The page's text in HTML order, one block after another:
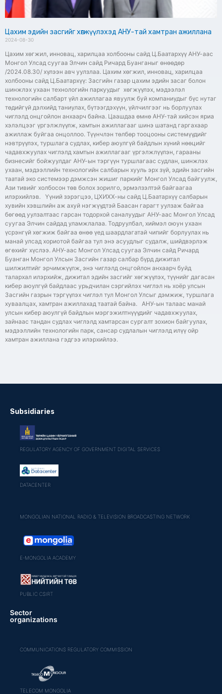
Цахим эдийн засгийг хөгжүүлэхэд АНУ-тай хамтран ажиллана
2024-08-30
Цахим хөгжил, инновац, харилцаа холбооны сайд Ц.Баатархүү АНУ-аас
Монгол Улсад суугаа Элчин сайд Ричард Буанганыг өнөөдөр
/2024.08.30/ хүлээн авч уулзлаа. Цахим хөгжил, инновац, харилцаа
холбооны сайд Ц.Баатархүү: Засгийн газар цахим эдийн засаг болон
шинжлэх ухаан технологийн паркуудыг хөгжүүлэх, мэдээлэл
технологийн салбарт үйл ажиллагаа явуулж буй компаниудыг бүс нутаг
төдийгүй дэлхийд таниулах, бүтээгдэхүүн, үйлчилгээг нь борлуулах
чиглэлд онцгойлон анхаарч байна. Цаашдаа өмнө АНУ-тай хийсэн яриа
хэлэлцээг үргэлжлүүлж, хамтын ажиллагааг шинэ шатанд гаргахаар
ажиллаж буйгаа онцоллоо. Түүнчлэн төлбөр тооцооны системүүдийг
нэвтрүүлэх, туршлага судлах, кибер аюулгүй байдлын хүний нөөцийг
чадавхжуулах чиглэлд хамтын ажиллагааг үргэлжлүүлэн, гарааны
бизнесийг бойжуулдаг АНУ-ын тэргүүн туршлагаас судлан, шинжлэх
ухаан, мэдээллийн технологийн салбарын хууль эрх зүй, эдийн засгийн
таатай эко системээр дэмжсэн жишиг паркийг Монгол Улсад байгуулж,
Ази тивийг холбосон төв болох зорилго, эрмэлзэлтэй байгаагаа
илэрхийлэв. Үүний зэрэгцээ, ЦХИХХ-ны сайд Ц.Баатархүү салбарын
хувийн хэвшлийн аж ахуй нэгжүүдтэй Баасан гарагт уулзаж байгаа
бөгөөд уулзалтаас гарсан тодорхой саналуудыг АНУ-аас Монгол Улсад
суугаа Элчин сайдад уламжлалаа. Тодруулбал, хиймэл оюун ухаан
үсрэнгүй хөгжиж байгаа өнөө үед шаардлагатай чипийг борлуулах нь
манай улсад хориотой байгаа тул энэ асуудлыг судалж, шийдвэрлэж
өгөхийг хүслээ. АНУ-аас Монгол Улсад суугаа Элчин сайд Ричард
Буанган Монгол Улсын Засгийн газар салбар бүрд дижитал
шилжилтийг эрчимжүүлж, энэ чиглэлд онцгойлон анхаарч буйд
талархал илэрхийж, дижитал эдийн засгийг хөгжүүлэх, түүнийг дагасан
кибер аюулгүй байдлаас урьдчилан сэргийлэх чиглэл нь хоёр улсын
Засгийн газрын тэргүүлэх чиглэл тул Монгол Улсыг дэмжиж, туршлага
хуваалцах, хамтран ажиллахад таатай байна. АНУ-ын талаас манай
улсын кибер аюулгүй байдлын мэргэжилтнүүүдийг чадавхжуулах,
зайнаас тандан судлах чиглэлд хамтарсан сургалт зохион байгуулах,
мэдээллийн технологийн парк, сансар судлалын чиглэлд илүү ойр
хамтран ажиллана гэдгээ илэрхийлээ.
Subsidiaries
REGULATORY AGENCY OF GOVERNMENT DIGITAL SERVICES
DATACENTER
MONGOLIAN NATIONAL RADIO & TELEVISION BROADCASTING NETWORK
E-MONGOLIA ACADEMY
PUBLIC CSIRT
Sector
organizations
COMMUNICATIONS REGULATORY COMMISSION
TELECOM MONGOLIA